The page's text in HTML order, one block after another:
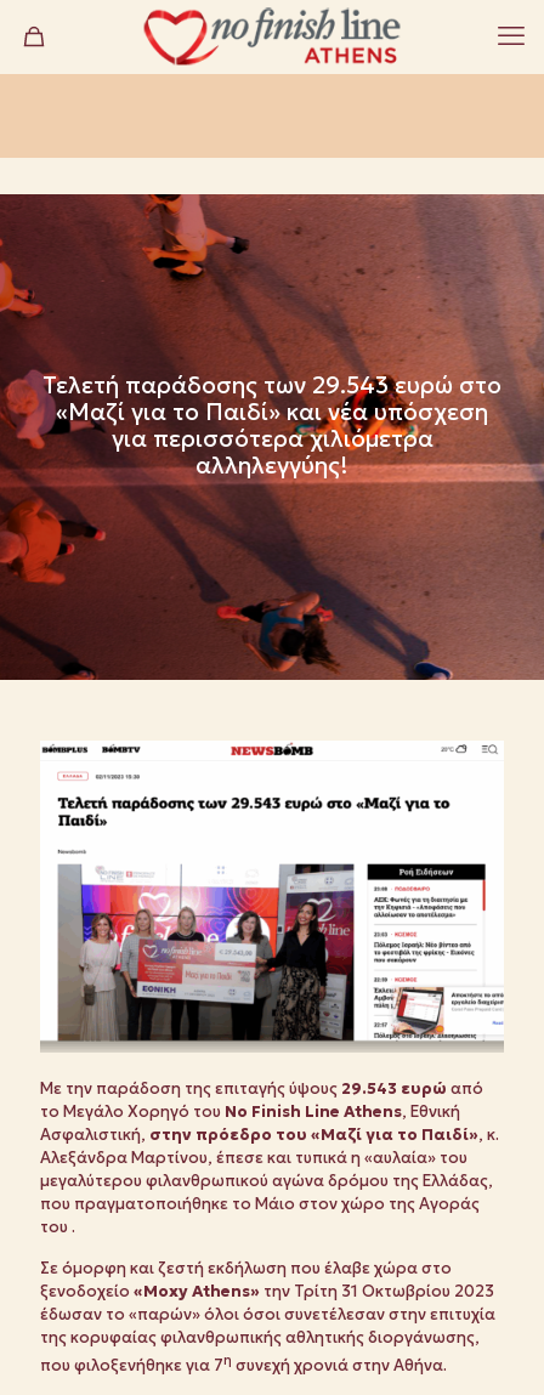
Τελετή παράδοσης των 29.543 ευρώ στο
«Μαζί για το Παιδί» και νέα υπόσχεση
για περισσότερα χιλιόμετρα
αλληλεγγύης!
Με την παράδοση της επιταγής ύψους 29.543 ευρώ από
το Μεγάλο Χορηγό του No Finish Line Athens, Εθνική
Ασφαλιστική, στην πρόεδρο του «Μαζί για το Παιδί», κ.
Αλεξάνδρα Μαρτίνου, έπεσε και τυπικά η «αυλαία» του
μεγαλύτερου φιλανθρωπικού αγώνα δρόμου της Ελλάδας,
που πραγματοποιήθηκε το Μάιο στον χώρο της Αγοράς
του .
Σε όμορφη και ζεστή εκδήλωση που έλαβε χώρα στο
ξενοδοχείο «MoxyAthens» την Τρίτη 31 Οκτωβρίου 2023
έδωσαν το «παρών» όλοι όσοι συνετέλεσαν στην επιτυχία
της κορυφαίας φιλανθρωπικής αθλητικής διοργάνωσης,
που φιλοξενήθηκε για 7η συνεχή χρονιά στην Αθήνα.